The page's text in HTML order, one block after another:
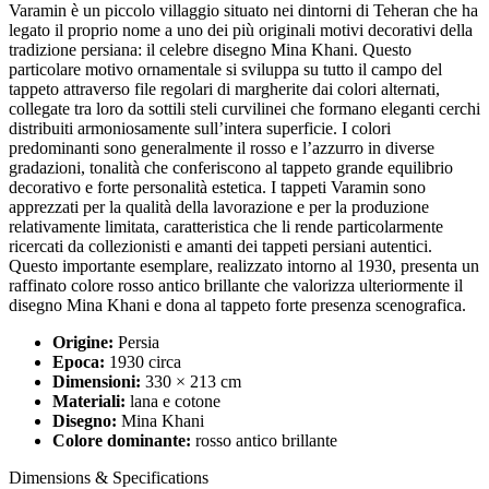
Varamin è un piccolo villaggio situato nei dintorni di Teheran che ha
legato il proprio nome a uno dei più originali motivi decorativi della
tradizione persiana: il celebre disegno Mina Khani. Questo
particolare motivo ornamentale si sviluppa su tutto il campo del
tappeto attraverso file regolari di margherite dai colori alternati,
collegate tra loro da sottili steli curvilinei che formano eleganti cerchi
distribuiti armoniosamente sull’intera superficie. I colori
predominanti sono generalmente il rosso e l’azzurro in diverse
gradazioni, tonalità che conferiscono al tappeto grande equilibrio
decorativo e forte personalità estetica. I tappeti Varamin sono
apprezzati per la qualità della lavorazione e per la produzione
relativamente limitata, caratteristica che li rende particolarmente
ricercati da collezionisti e amanti dei tappeti persiani autentici.
Questo importante esemplare, realizzato intorno al 1930, presenta un
raffinato colore rosso antico brillante che valorizza ulteriormente il
disegno Mina Khani e dona al tappeto forte presenza scenografica.
Origine: Persia
Epoca: 1930 circa
Dimensioni: 330 × 213 cm
Materiali: lana e cotone
Disegno: Mina Khani
Colore dominante: rosso antico brillante
Dimensions & Specifications